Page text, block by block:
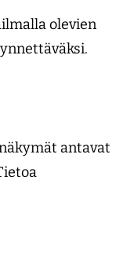
olevien
antavat